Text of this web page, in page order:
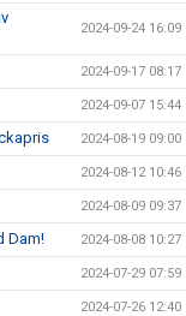
2024-09-24 16:09
2024-09-17 08:17
2024-09-07 15:44
2024-08-19 09:00
2024-08-12 10:46
2024-08-09 09:37
Dam! 2024-08-08 10:27
2024-07-29 07:59
2024-07-26 12:40